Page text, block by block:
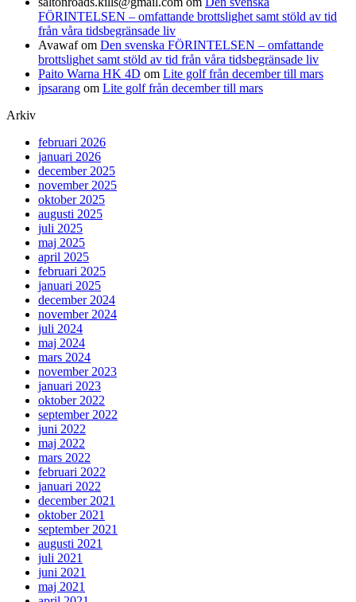
FÖRINTELSEN – omfattande brottslighet samt stöld av tid
från våra tidsbegränsade liv
Avawafom Den svenska FÖRINTELSEN – omfattande
brottslighet samt stöld av tid från våra tidsbegränsade liv
Paito Warna HK 4D om Lite golf från december till mars
jpsarang om Lite golf från december till mars
Arkiv
februari 2026
januari 2026
december 2025
november 2025
oktober 2025
augusti 2025
juli 2025
maj 2025
april 2025
februari 2025
januari 2025
december 2024
november 2024
juli 2024
maj 2024
mars 2024
november 2023
januari 2023
oktober 2022
september 2022
juni 2022
maj 2022
mars 2022
februari 2022
januari 2022
december 2021
oktober 2021
september 2021
augusti 2021
juli 2021
juni 2021
maj 2021